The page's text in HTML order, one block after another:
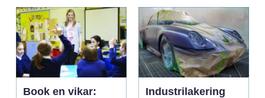
Book en vikar:
Industrilakering